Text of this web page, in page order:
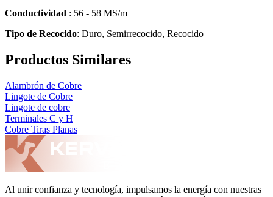
Conductividad : 56 - 58 MS/m
Tipo de Recocido: Duro, Semirrecocido, Recocido
Productos Similares
Alambrón de Cobre
Lingote de Cobre
Lingote de cobre
Terminales C y H
Cobre Tiras Planas
Al unir confianza y tecnología, impulsamos la energía con nuestras